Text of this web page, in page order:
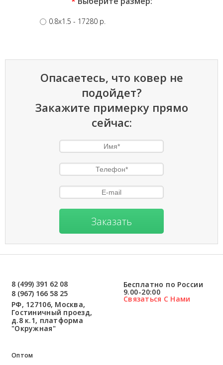
0.8x1.5 - 17280 p.
Опасаетесь, что ковер не
подойдет?
Закажите примерку прямо
сейчас:
Заказать
8 (499) 391 62 08
8 (967) 166 58 25
РФ, 127106, Москва,
Гостиничный проезд,
д.8 к.1, платформа
"Окружная"
Бесплатно по России
9.00-20:00
Связаться С Нами
Оптом